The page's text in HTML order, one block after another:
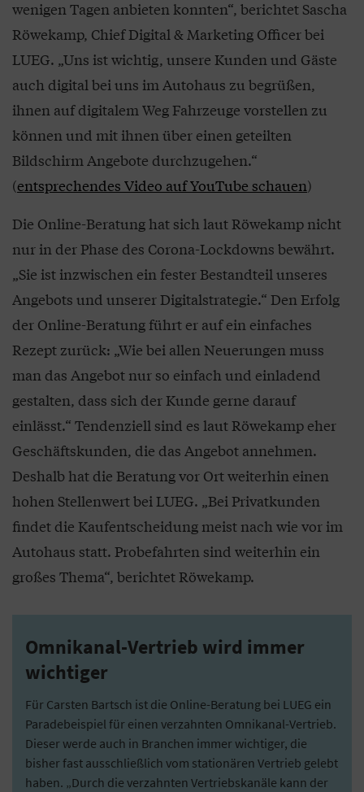
wenigen Tagen anbieten konnten“, berichtet Sascha
Röwekamp, Chief Digital & Marketing Officer bei
LUEG. „Uns ist wichtig, unsere Kunden und Gäste
auch digital bei uns im Autohaus zu begrüßen,
ihnen auf digitalem Weg Fahrzeuge vorstellen zu
können und mit ihnen über einen geteilten
Bildschirm Angebote durchzugehen.“
(entsprechendes Video auf YouTube schauen)
Die Online-Beratung hat sich laut Röwekamp nicht
nur in der Phase des Corona-Lockdowns bewährt.
„Sie ist inzwischen ein fester Bestandteil unseres
Angebots und unserer Digitalstrategie.“ Den Erfolg
der Online-Beratung führt er auf ein einfaches
Rezept zurück: „Wie bei allen Neuerungen muss
man das Angebot nur so einfach und einladend
gestalten, dass sich der Kunde gerne darauf
einlässt.“ Tendenziell sind es laut Röwekamp eher
Geschäftskunden, die das Angebot annehmen.
Deshalb hat die Beratung vor Ort weiterhin einen
hohen Stellenwert bei LUEG. „Bei Privatkunden
findet die Kaufentscheidung meist nach wie vor im
Autohaus statt. Probefahrten sind weiterhin ein
großes Thema“, berichtet Röwekamp.
Omnikanal-Vertrieb wird immer
wichtiger
Für Carsten Bartsch ist die Online-Beratung bei LUEG ein
Paradebeispiel für einen verzahnten Omnikanal-Vertrieb.
Dieser werde auch in Branchen immer wichtiger, die
bisher fast ausschließlich vom stationären Vertrieb gelebt
haben. „Durch die verzahnten Vertriebskanäle kann der